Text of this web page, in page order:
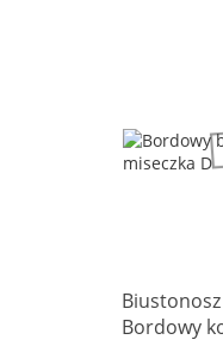
Bordowy